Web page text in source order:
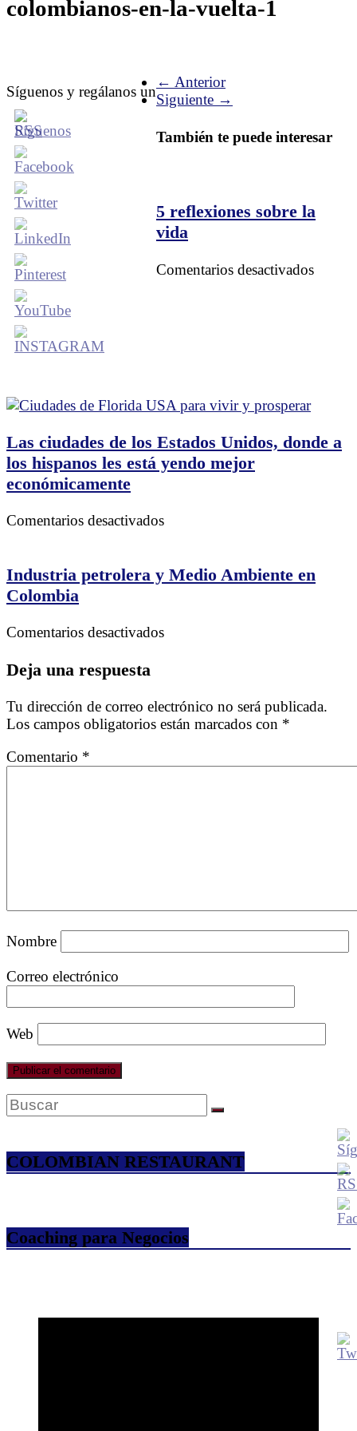
colombianos-en-la-vuelta-1
Síguenos y regálanos un
← Anterior
Siguiente →
También te puede interesar
5 reflexiones sobre la
vida
Comentarios desactivadosen
Las ciudades de los Estados Unidos, donde a
los hispanos les está yendo mejor
económicamente
Comentarios desactivadosen
de
les
está
mejor
Industria petrolera y Medio Ambiente en
Colombia
Comentarios desactivadosen
Medio
Ambiente
Deja una respuesta
Tu dirección de correo electrónico no será publicada.
Los campos obligatorios están marcados con *
Comentario *
Nombre
Correo electrónico
Web
COLOMBIAN RESTAURANT
Coaching para Negocios